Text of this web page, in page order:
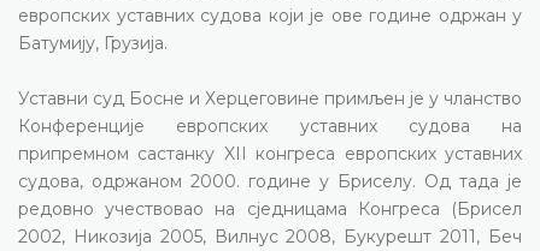
европских уставних судова који је ове године одржан у
Батумију, Грузија.
Уставни суд Босне и Херцеговине примљен је у чланство
Конференције европских уставних судова на
припремном састанку XII конгреса европских уставних
судова, одржаном 2000. године у Бриселу. Од тада је
редовно учествовао на сједницама Конгреса (Брисел
2002, Никозија 2005, Вилнус 2008, Букурешт 2011, Беч